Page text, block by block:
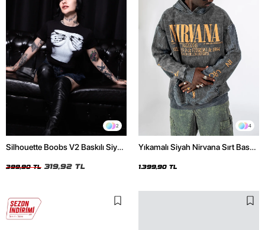
2
Silhouette Boobs V2 Baskılı Siyah
399,90 TL 319,92 TL
4
Yıkamalı Siyah Nirvana Sırt Baskılı
1.399,90 TL